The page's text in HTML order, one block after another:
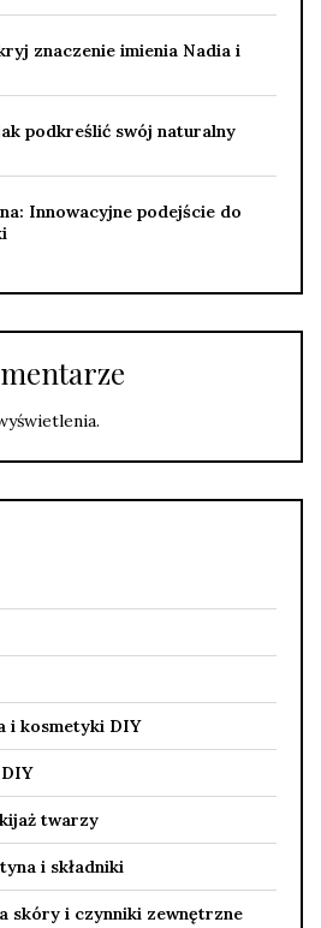
znaczenie imienia Nadia i
podkreślić swój naturalny
Innowacyjne podejście do
i kosmetyki DIY
twarzy
i składniki
skóry i czynniki zewnętrzne